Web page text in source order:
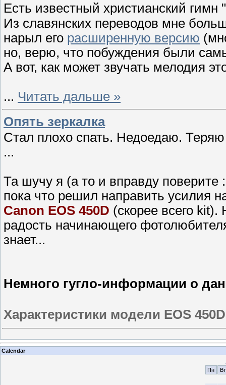
Есть известный христианский гимн "
Из славянских переводов мне
нарыл его расширенную версию
но, верю, что побуждения были
А вот, как может звучать мелодия
... Читать дальше »
Опять зеркалка
Стал плохо спать. Недоедаю. Теряю
...
Та шучу я (а то и вправду
пока что решил направить усилия
Canon EOS 450D (скорее всего
радость начинающего
знает...
Немного гугло-информации о
Характеристики модели EOS
Calendar
Пн
Вт